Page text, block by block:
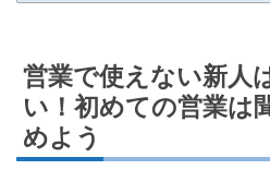
営業で使えない新人
い！初めての営業は
めよう